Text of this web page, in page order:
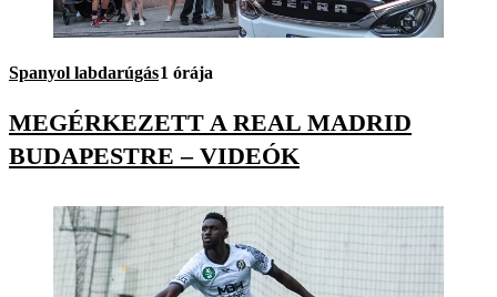
Spanyol labdarúgás1 órája
MEGÉRKEZETT A REAL MADRID
BUDAPESTRE – VIDEÓK